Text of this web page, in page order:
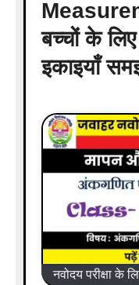
बच्चों के
इकाइयाँ
नवोदय परीक्षा के